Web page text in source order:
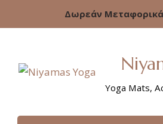
Δωρεάν
Yoga Mats,